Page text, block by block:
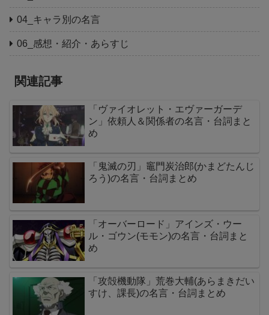
04_キャラ別の名言
06_感想・紹介・あらすじ
関連記事
「ヴァイオレット・エヴァーガーデ
ン」依頼人＆関係者の名言・台詞まと
め
「鬼滅の刃」竈門炭治郎(かまどたんじ
ろう)の名言・台詞まとめ
「オーバーロード」アインズ・ウー
ル・ゴウン(モモン)の名言・台詞まと
め
「攻殻機動隊」荒巻大輔(あらまきだい
すけ、課長)の名言・台詞まとめ